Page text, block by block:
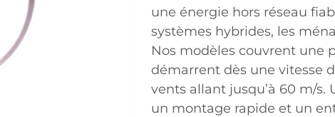
une énergie hors réseau
systèmes hybrides, les
Nos modèles couvrent une
démarrent dès une vitesse
vents allant jusqu’à 60 m/
un montage rapide et un